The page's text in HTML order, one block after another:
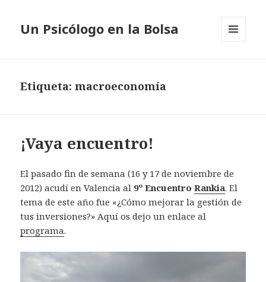
Un Psicólogo en la Bolsa
Etiqueta: macroeconomía
¡Vaya encuentro!
El pasado fin de semana (16 y 17 de noviembre de
2012) acudí en Valencia al 9º EncuentroRankia. El
tema de este año fue «¿Cómo mejorar la gestión de
tus inversiones?» Aquí os dejo un enlace al
programa.